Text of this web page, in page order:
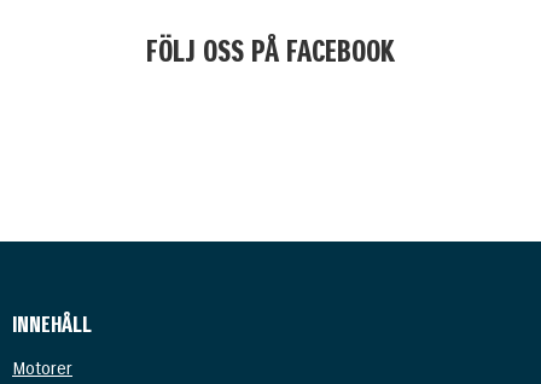
FÖLJ OSS PÅ FACEBOOK
INNEHÅLL
Motorer